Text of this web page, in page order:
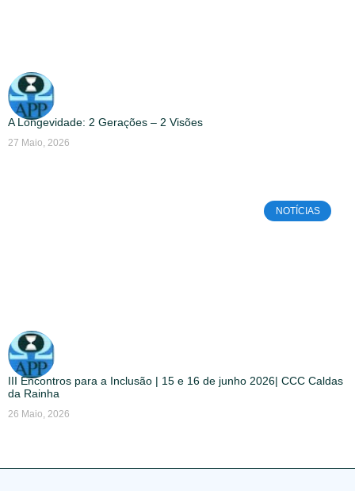
A Longevidade: 2 Gerações – 2 Visões
27 Maio, 2026
NOTÍCIAS
III Encontros para a Inclusão | 15 e 16 de junho 2026| CCC Caldas
da Rainha
26 Maio, 2026